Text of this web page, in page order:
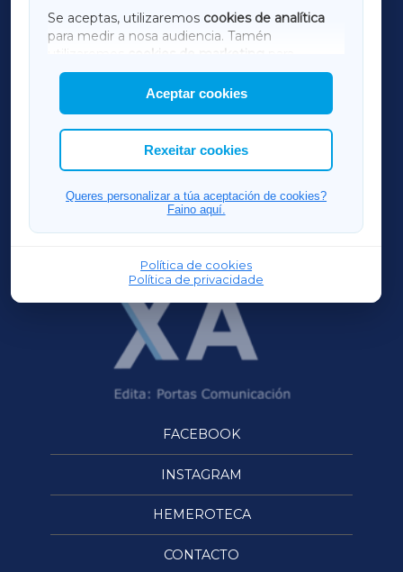
Se aceptas, utilizaremos cookies de analítica
para medir a nosa audiencia. Tamén
utilizaremos
cookies de marketing
mostrar publicidade de terceiros.
Así mesmo, podes personalizar a elección das
cookies que desexas permitir.
Aceptar cookies
Rexeitar cookies
Queres personalizar a túa aceptación de cookies?
Faino aquí.
Política de cookies
Política de privacidade
AMARIÑAXA
RIBEIRASACRAXA
ACORUÑAXA
FERROLXA
OURENSEXA
FACEBOOK
INSTAGRAM
HEMEROTECA
CONTACTO